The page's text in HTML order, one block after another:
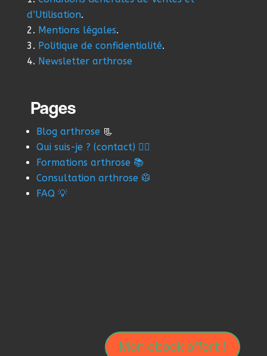
d’Utilisation.
Mentions légales.
Politique de confidentialité.
Newsletter arthrose
Pages
Blog arthrose📃
Qui suis-je ? (contact) 👨‍⚕️
Formations arthrose 📚
Consultation arthrose 🥼
FAQ 💡
Mon ebook offert !